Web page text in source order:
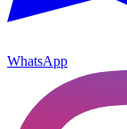
WhatsApp